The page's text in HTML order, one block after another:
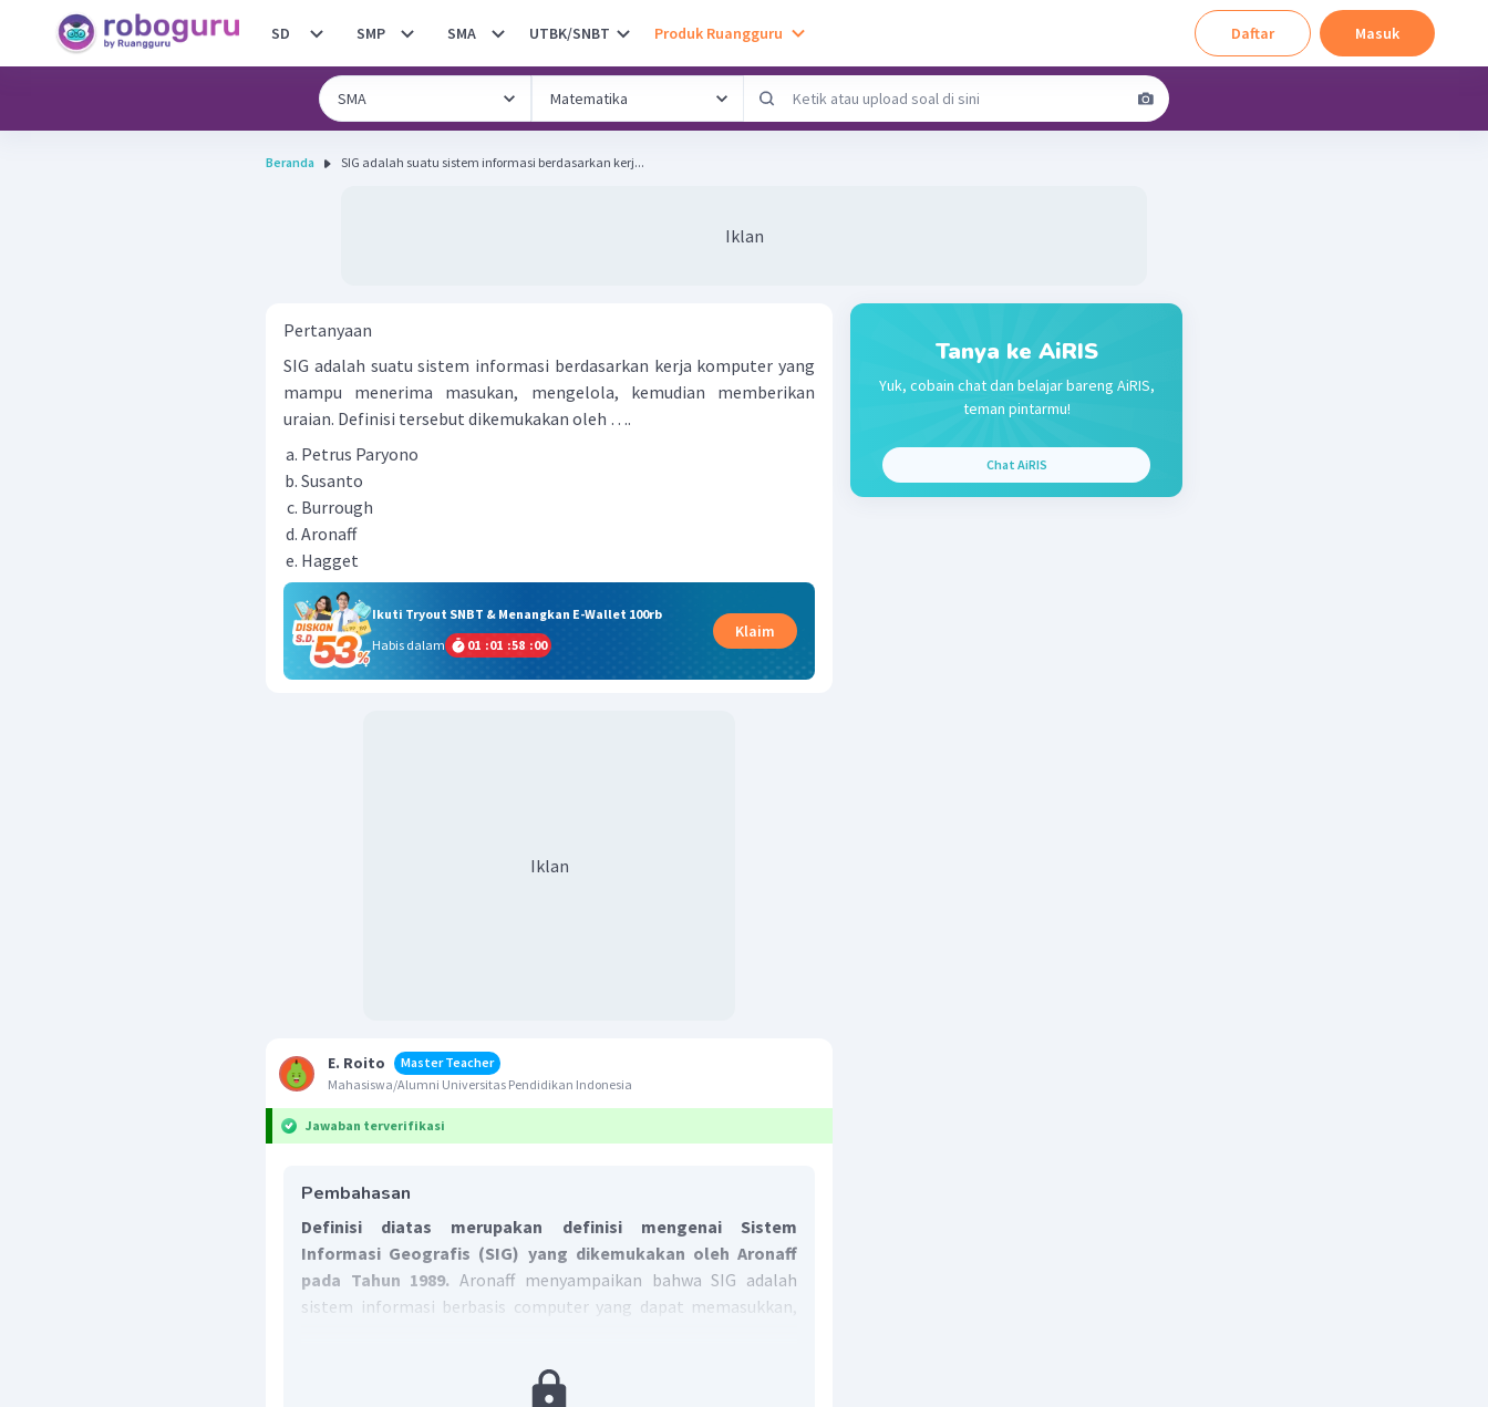
SD SMP SMA UTBK/SNBT Produk Ruangguru Daftar Masuk
Beranda SIG adalah suatu sistem informasi berdasarkan kerj...
Iklan
Pertanyaan
SIG adalah suatu sistem informasi berdasarkan kerja komputer yang
mampu menerima masukan, mengelola, kemudian memberikan
uraian. Definisi tersebut dikemukakan oleh ….
Petrus Paryono
Susanto
Burrough
Aronaff
Hagget
Ikuti Tryout SNBT & Menangkan E-Wallet 100rb
Habis dalam
01 :01 :58 :00
Klaim
Iklan
E. Roito
Master Teacher
Mahasiswa/Alumni Universitas Pendidikan Indonesia
Jawaban terverifikasi
Pembahasan
Definisi diatas merupakan definisi mengenai Sistem
Informasi Geografis (SIG) yang dikemukakan oleh Aronaff
pada Tahun 1989. Aronaff menyampaikan bahwa SIG adalah
sistem informasi berbasis computer yang dapat memasukkan,
Tanya ke AiRIS
Yuk, cobain chat dan belajar bareng AiRIS,
teman pintarmu!
Chat AiRIS